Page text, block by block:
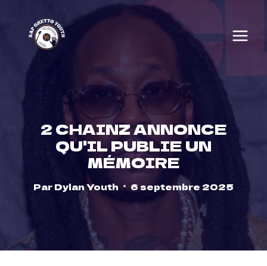
content
2 CHAINZ ANNONCE
QU'IL PUBLIE UN
MÉMOIRE
ParDylan Youth 6 septembre 2025